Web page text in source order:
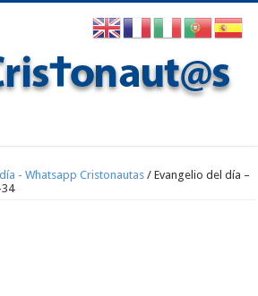
- Whatsapp Cristonautas / Evangelio del día –